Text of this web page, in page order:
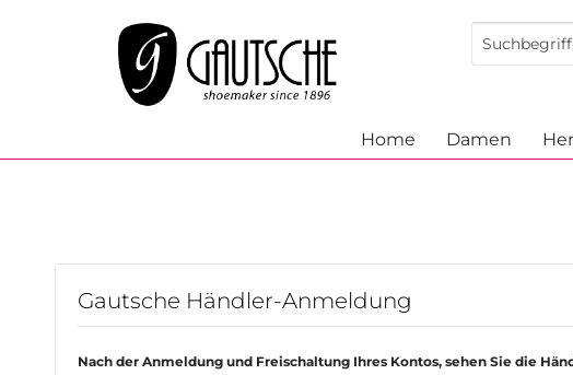
Home Damen
Gautsche Händler-Anmeldung
Nach der Anmeldung und Freischaltung Ihres Kontos, sehen Sie die